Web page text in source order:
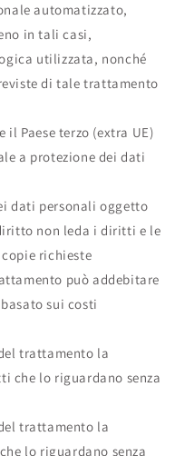
automatizzato,
in tali casi,
utilizzata, nonché
di tale trattamento
il Paese terzo (extra UE)
a protezione dei dati
dati personali oggetto
non leda i diritti e le
richieste
può addebitare
sui costi
trattamento la
che lo riguardano senza
trattamento la
lo riguardano senza